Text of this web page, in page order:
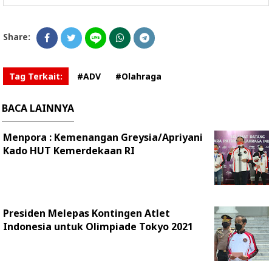
Share:
Tag Terkait: #ADV #Olahraga
BACA LAINNYA
Menpora : Kemenangan Greysia/Apriyani
Kado HUT Kemerdekaan RI
Presiden Melepas Kontingen Atlet
Indonesia untuk Olimpiade Tokyo 2021